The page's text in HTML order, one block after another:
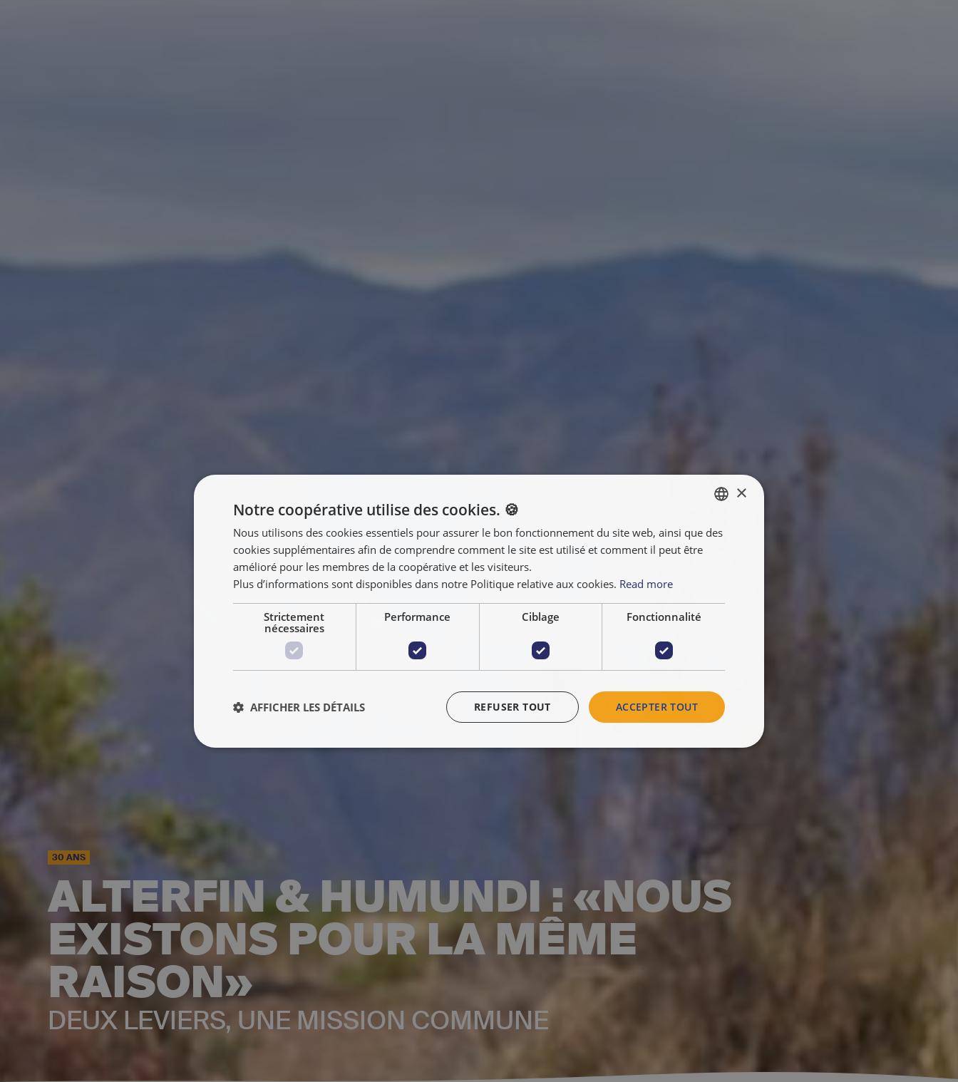
30 ANS
ALTERFIN & HUMUNDI : «NOUS
EXISTONS POUR LA MÊME
RAISON»
DEUX LEVIERS, UNE MISSION COMMUNE
ENGLISH
FRANÇAIS
×
Notre coopérative utilise des cookies. 🍪
Nous utilisons des cookies essentiels pour assurer le bon fonctionnement du site web, ainsi que des
cookies supplémentaires afin de comprendre comment le site est utilisé et comment il peut être
amélioré pour les membres de la coopérative et les visiteurs.
Plus d’informations sont disponibles dans notre Politique relative aux cookies. Read more
Strictement
nécessaires
Performance Ciblage Fonctionnalité
ACCEPTER TOUT
REFUSER TOUT
AFFICHER LES DÉTAILS